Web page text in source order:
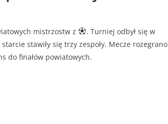
mistrzostw z
. Turniej odbył się w
stawiły się trzy zespoły. Mecze rozegrano
do finałów powiatowych.